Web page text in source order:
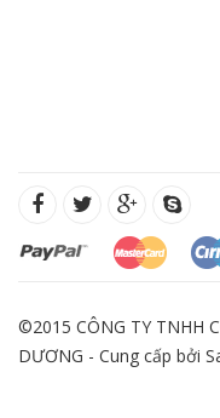
©2015 CÔNG TY TNHH
DƯƠNG - Cung cấp bởi